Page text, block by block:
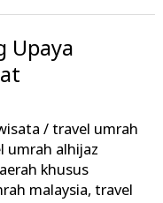
Upaya
/travel umrah
umrah alhijaz
khusus
malaysia,travel